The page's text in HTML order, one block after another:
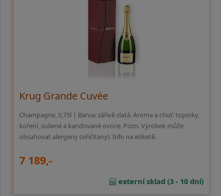
Krug Grande Cuvée
Champagne, 0,75l | Barva: zářivě zlatá. Aroma a chuť: topinky,
koření, sušené a kandované ovoce. Pozn. Výrobek může
obsahovat alergeny (siřičitany). Info na etiketě.
7 189,-
externí sklad (3 - 10 dní)